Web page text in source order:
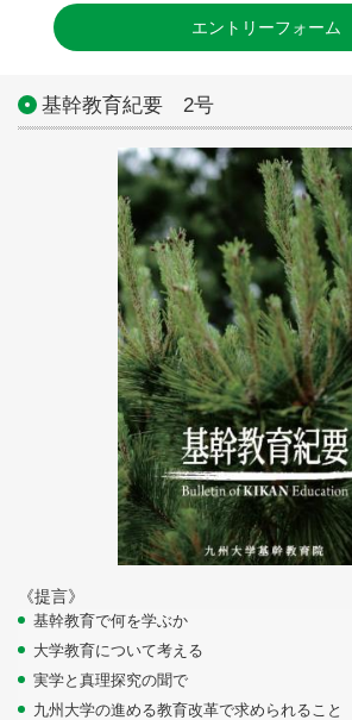
エントリーフォーム
基幹教育紀要 2号
《提言》
基幹教育で何を学ぶか
大学教育について考える
実学と真理探究の聞で
九州大学の進める教育改革で求められること